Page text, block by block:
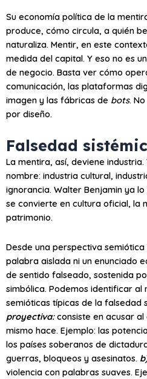
Su economía política de la
produce, cómo circula, a quién
naturaliza. Mentir, en este
medida del capital. Y eso no es
de negocio. Basta ver cómo
comunicación, las plataformas
imagen y las fábricas de bots.
por diseño.
Falsedad
La mentira, así, deviene
nombre: industria cultural,
ignorancia. Walter Benjamin ya
se convierte en cultura oficial, la
patrimonio.
Desde una perspectiva
palabra aislada ni un enunciado
de sentido falseado, sostenida
simbólica. Podemos identificar al
semióticas típicas de la falsedad
proyectiva:consiste en acusar
mismo hace. Ejemplo: las
los países soberanos de
guerras, bloqueos y asesinatos.
violencia con palabras suaves.